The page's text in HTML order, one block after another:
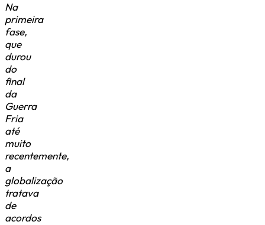
Na
primeira
fase,
que
durou
do
final
da
Guerra
Fria
até
muito
recentemente,
a
globalização
tratava
de
acordos